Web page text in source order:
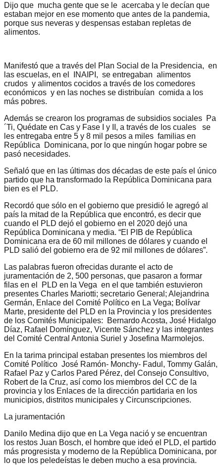
Dijo que mucha gente que se le acercaba y le decían que
estaban mejor en ese momento que antes de la pandemia,
porque sus neveras y despensas estaban repletas de
alimentos.
Manifestó que a través del Plan Social de la Presidencia, en
las escuelas, en el INAIPI, se entregaban alimentos
crudos y alimentos cocidos a través de los comedores
económicos y en las noches se distribuían comida a los
más pobres.
Además se crearon los programas de subsidios sociales Pa
´Ti, Quédate en Cas y Fase I y II, a través de los cuales se
les entregaba entre 5 y 8 mil pesos a miles familias en
República Dominicana, por lo que ningún hogar pobre se
pasó necesidades.
Señaló que en las últimas dos décadas de este país el único
partido que ha transformado la República Dominicana para
bien es el PLD.
Recordó que sólo en el gobierno que presidió le agregó al
país la mitad de la República que encontró, es decir que
cuando el PLD dejó el gobierno en el 2020 dejó una
República Dominicana y media. “El PIB de República
Dominicana era de 60 mil millones de dólares y cuando el
PLD salió del gobierno era de 92 mil millones de dólares”.
Las palabras fueron ofrecidas durante el acto de
juramentación de 2, 500 personas, que pasaron a formar
filas en el PLD en la Vega en el que también estuvieron
presentes Charles Mariotti; secretario General; Alejandrina
Germán, Enlace del Comité Político en La Vega; Bolívar
Marte, presidente del PLD en la Provincia y los presidentes
de los Comités Municipales: Bernardo Acosta, José Hidalgo
Díaz, Rafael Domínguez, Vicente Sánchez y las integrantes
del Comité Central Antonia Suriel y Josefina Marmolejos.
En la tarima principal estaban presentes los miembros del
Comité Político José Ramón- Monchy- Fadul, Tommy Galán,
Rafael Paz y Carlos Pared Pérez, del Consejo Consultivo,
Robert de la Cruz, así como los miembros del CC de la
provincia y los Enlaces de la dirección partidaria en los
municipios, distritos municipales y Circunscripciones.
La juramentación
Danilo Medina dijo que en La Vega nació y se encuentran
los restos Juan Bosch, el hombre que ideó el PLD, el partido
más progresista y moderno de la República Dominicana, por
lo que los peledeístas le deben mucho a esa provincia.